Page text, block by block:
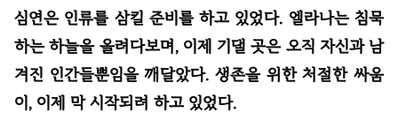
심연은 인류를 삼킬 준비를 하고 있었다. 엘라나는 침묵
하는 하늘을 올려다보며, 이제 기댈 곳은 오직 자신과 남
겨진 인간들뿐임을 깨달았다. 생존을 위한 처절한 싸움
이, 이제 막 시작되려 하고 있었다.